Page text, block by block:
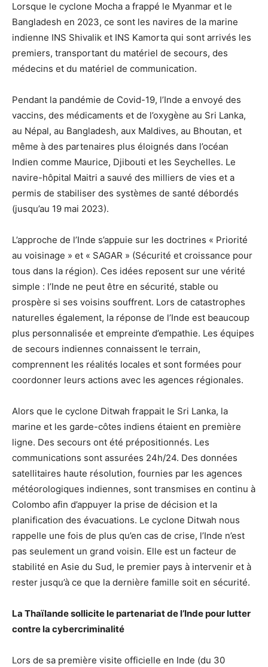
Lorsque le cyclone Mocha a frappé le Myanmar et le
Bangladesh en 2023, ce sont les navires de la marine
indienne INS Shivalik et INS Kamorta qui sont arrivés les
premiers, transportant du matériel de secours, des
médecins et du matériel de communication.
Pendant la pandémie de Covid-19, l’Inde a envoyé des
vaccins, des médicaments et de l’oxygène au Sri Lanka,
au Népal, au Bangladesh, aux Maldives, au Bhoutan, et
même à des partenaires plus éloignés dans l’océan
Indien comme Maurice, Djibouti et les Seychelles. Le
navire-hôpital Maitri a sauvé des milliers de vies et a
permis de stabiliser des systèmes de santé débordés
(jusqu’au 19 mai 2023).
L’approche de l’Inde s’appuie sur les doctrines « Priorité
au voisinage » et « SAGAR » (Sécurité et croissance pour
tous dans la région). Ces idées reposent sur une vérité
simple : l’Inde ne peut être en sécurité, stable ou
prospère si ses voisins souffrent. Lors de catastrophes
naturelles également, la réponse de l’Inde est beaucoup
plus personnalisée et empreinte d’empathie. Les équipes
de secours indiennes connaissent le terrain,
comprennent les réalités locales et sont formées pour
coordonner leurs actions avec les agences régionales.
Alors que le cyclone Ditwah frappait le Sri Lanka, la
marine et les garde-côtes indiens étaient en première
ligne. Des secours ont été prépositionnés. Les
communications sont assurées 24h/24. Des données
satellitaires haute résolution, fournies par les agences
météorologiques indiennes, sont transmises en continu à
Colombo afin d’appuyer la prise de décision et la
planification des évacuations. Le cyclone Ditwah nous
rappelle une fois de plus qu’en cas de crise, l’Inde n’est
pas seulement un grand voisin. Elle est un facteur de
stabilité en Asie du Sud, le premier pays à intervenir et à
rester jusqu’à ce que la dernière famille soit en sécurité.
La Thaïlande sollicite le partenariat de l’Inde pour lutter
contre la cybercriminalité
Lors de sa première visite officielle en Inde (du 30